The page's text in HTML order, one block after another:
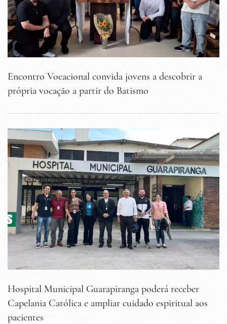
Encontro Vocacional convida jovens a descobrir a
própria vocação a partir do Batismo
Hospital Municipal Guarapiranga poderá receber
Capelania Católica e ampliar cuidado espiritual aos
pacientes